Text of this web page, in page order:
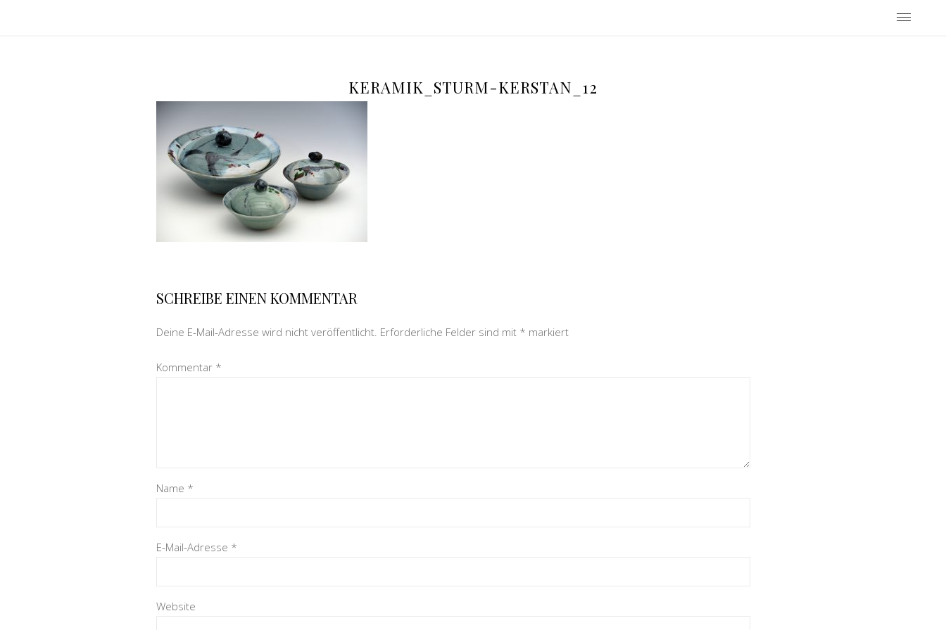
KERAMIK_STURM-KERSTAN_12
SCHREIBE EINEN KOMMENTAR
Deine E-Mail-Adresse wird nicht veröffentlicht. Erforderliche Felder sind mit * markiert
Kommentar *
Name *
E-Mail-Adresse *
Website